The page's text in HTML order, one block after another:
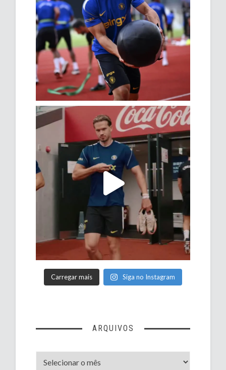
Carregar mais Siga no Instagram
ARQUIVOS